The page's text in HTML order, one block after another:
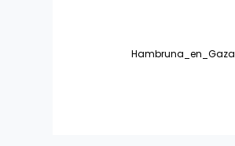
Hambruna_en_Gaza